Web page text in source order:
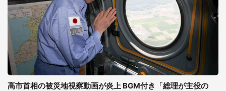
高市首相の被災地視察動画が炎上 BGM付き「総理が主役の